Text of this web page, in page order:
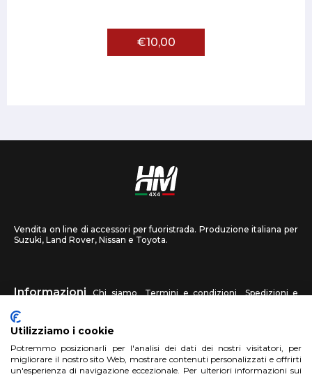
€10,00
Vendita on line di accessori per fuoristrada. Produzione italiana per
Suzuki, Land Rover, Nissan e Toyota.
Informazioni Chi siamo Termini e condizioni
Spedizioni e
recessi
HM4X4 FAQ Centri assistenza Invia una foto
Utilizziamo i cookie
Potremmo posizionarli per l'analisi dei dati dei nostri visitatori, per
migliorare il nostro sito Web, mostrare contenuti personalizzati e offrirti
un'esperienza di navigazione eccezionale. Per ulteriori informazioni sui